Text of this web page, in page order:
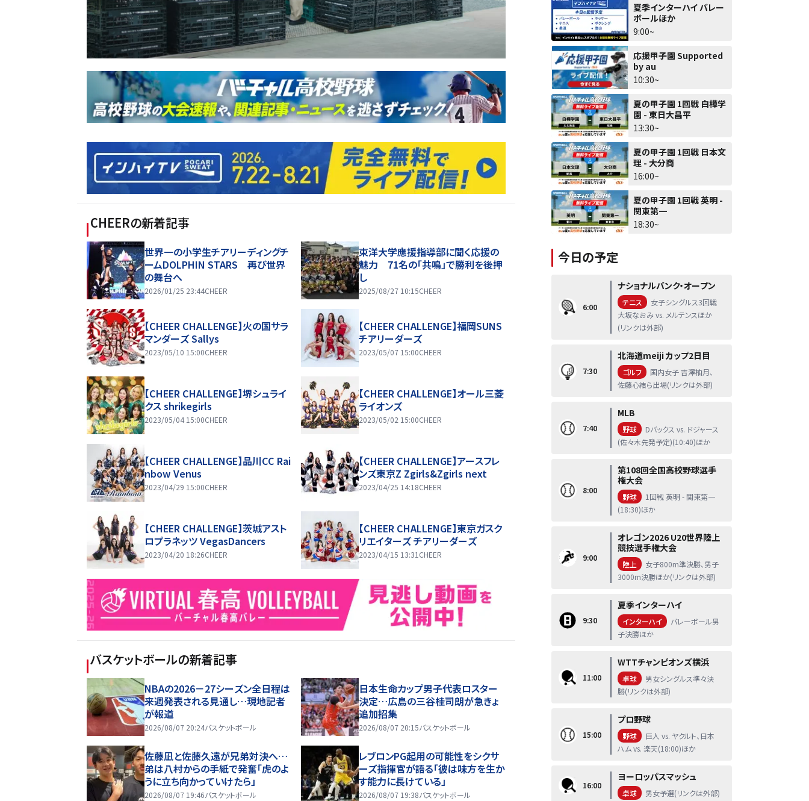
CHEERの新着記事
世界一の小学生チアリーディングチ
ームDOLPHIN STARS 再び世界
の舞台へ
2026/01/25 23:44CHEER
東洋大学應援指導部に聞く応援の
魅力 71名の「共鳴」で勝利を後押
し
2025/08/27 10:15CHEER
【CHEER CHALLENGE】火の国サラ
マンダーズ Sallys
2023/05/10 15:00CHEER
【CHEER CHALLENGE】福岡SUNS
チアリーダーズ
2023/05/07 15:00CHEER
【CHEER CHALLENGE】堺シュライ
クス shrikegirls
2023/05/04 15:00CHEER
【CHEER CHALLENGE】オール三菱
ライオンズ
2023/05/02 15:00CHEER
【CHEER CHALLENGE】品川CC Rai
nbow Venus
2023/04/29 15:00CHEER
【CHEER CHALLENGE】アースフレ
ンズ東京Z Zgirls&Zgirls next
2023/04/25 14:18CHEER
【CHEER CHALLENGE】茨城アスト
ロプラネッツ VegasDancers
2023/04/20 18:26CHEER
【CHEER CHALLENGE】東京ガスク
リエイターズ チアリーダーズ
2023/04/15 13:31 CHEER
バスケットボールの新着記事
NBAの2026－27シーズン全日程は
来週発表される見通し…現地記者
が報道
2026/08/07 20:24バスケットボール
日本生命カップ男子代表ロスター
決定…広島の三谷桂司朗が急きょ
追加招集
2026/08/07 20:15バスケットボール
佐藤凪と佐藤久遠が兄弟対決へ…
弟は八村からの手紙で発奮「虎のよ
うに立ち向かっていけたら」
2026/08/07 19:46バスケットボール
レブロンPG起用の可能性をシクサ
ーズ指揮官が語る「彼は味方を生か
す能力に長けている」
2026/08/07 19:38バスケットボール
夏季インターハイ バレー
ボールほか
9:00~
応援甲子園 Supported
by au
10:30~
夏の甲子園 1回戦 白樺学
園 - 東日大昌平
13:30~
夏の甲子園 1回戦 日本文
理 - 大分商
16:00~
夏の甲子園 1回戦 英明 -
関東第一
18:30~
今日の予定
6:00
ナショナルバンク・オープン
テニス
女子シングルス3回戦
大坂なおみ vs. メルテンスほか
(リンクは外部)
7:30
北海道meiji カップ2日目
ゴルフ
国内女子 吉澤柚月、
佐藤心結ら出場(リンクは外部)
7:40
MLB
野球
Dバックス vs. ドジャース
(佐々木先発予定)(10:40)ほか
8:00
第108回全国高校野球選手
権大会
野球
1回戦 英明 - 関東第一
(18:30)ほか
9:00
オレゴン2026 U20世界陸上
競技選手権大会
陸上
女子800m準決勝、男子
3000m決勝ほか(リンクは外部)
9:30
夏季インターハイ
インターハイ
バレーボール男
子決勝ほか
11:00
WTTチャンピオンズ横浜
卓球
男女シングルス準々決
勝(リンクは外部)
15:00
プロ野球
野球
巨人 vs. ヤクルト、日本
ハム vs. 楽天(18:00)ほか
16:00
ヨーロッパスマッシュ
卓球 男女予選(リンクは外部)